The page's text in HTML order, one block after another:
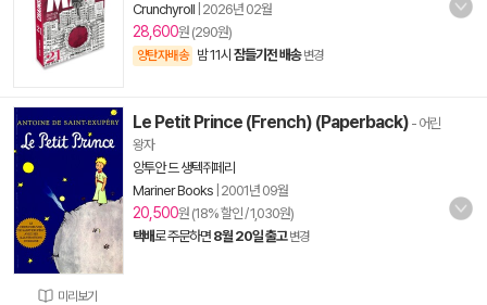
Crunchyroll 2026년 02월
28,600원 (290원)
양탄자배송 밤 11시 잠들기전 배송 변경
미리보기
Le Petit Prince (French) (Paperback) - 어린
왕자
앙투안 드 생텍쥐페리
Mariner Books 2001년 09월
20,500원 (18% 할인 / 1,030원)
택배로 주문하면 8월 20일 출고 변경